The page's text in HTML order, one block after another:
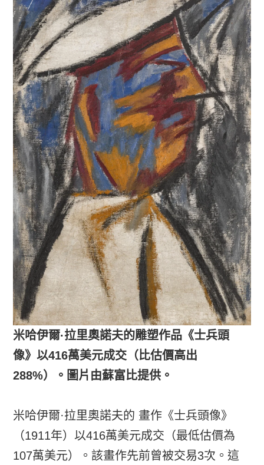
米哈伊爾·拉里奧諾夫的雕塑作品《士兵頭
像》以416萬美元成交（比估價高出
288%）。圖片由蘇富比提供。
米哈伊爾·拉里奧諾夫的 畫作《士兵頭像》
（1911年）以416萬美元成交（最低估價為
107萬美元）。該畫作先前曾被交易3次。這